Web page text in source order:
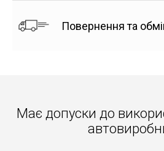
Повернення та
Має допуски до